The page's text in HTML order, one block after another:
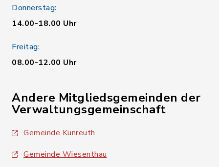
Donnerstag:
14.00-18.00 Uhr
Freitag:
08.00-12.00 Uhr
Andere Mitgliedsgemeinden der
Verwaltungsgemeinschaft
Gemeinde Kunreuth
Gemeinde Wiesenthau